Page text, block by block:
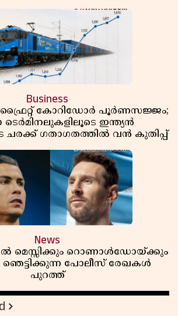
Business
ഫ്രൈറ്റ് കോറിഡോർ പൂർണസജ്ജം;
ഇന്ത്യൻ
ചരക്ക് ഗതാഗതത്തിൽ വൻ കുതിപ്പ്
News
മെസ്സിക്കും റൊണാൾഡോയ്ക്കും
ഞെട്ടിക്കുന്ന പോലീസ് രേഖകൾ
പുറത്ത്